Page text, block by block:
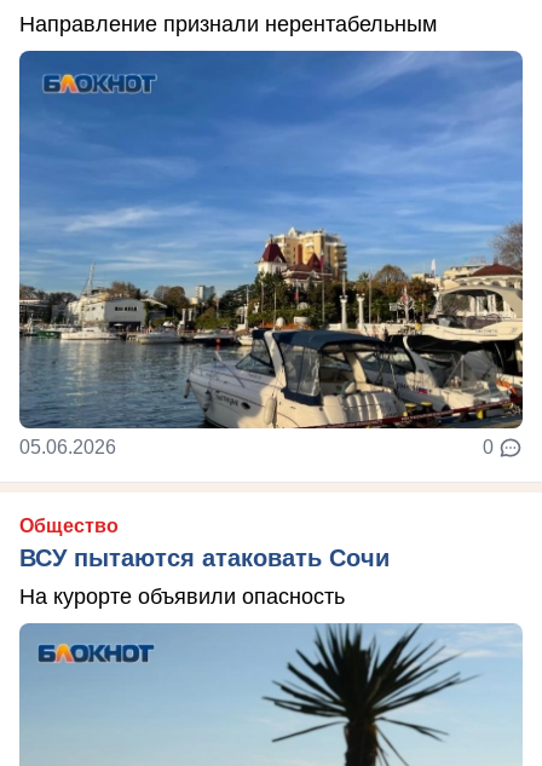
Направление признали нерентабельным
05.06.2026 0
Общество
ВСУ пытаются атаковать Сочи
На курорте объявили опасность